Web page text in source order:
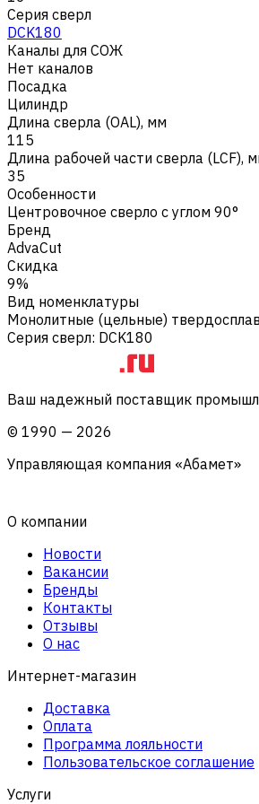
Серия сверл
DCK180
Каналы для СОЖ
Нет каналов
Посадка
Цилиндр
Длина сверла (OAL), мм
115
Длина рабочей части сверла (LCF),
35
Особенности
Центровочное сверло с углом 90°
Бренд
AdvaCut
Скидка
9%
Вид номенклатуры
Монолитные (цельные)
Серия сверл: DCK180
Ваш надежный поставщик
© 1990 — 2026
Управляющая компания «Абамет»
О компании
Новости
Вакансии
Бренды
Контакты
Отзывы
О нас
Интернет-магазин
Доставка
Оплата
Программа лояльности
Пользовательское соглашение
Услуги